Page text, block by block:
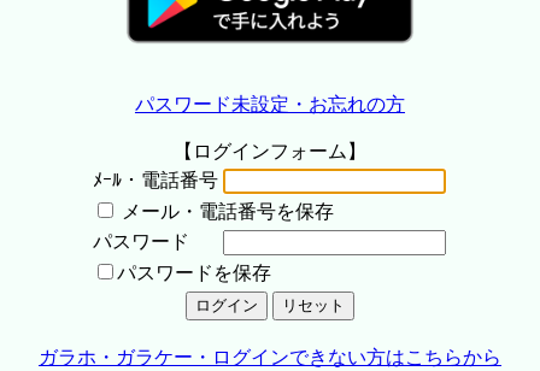
パスワード未設定・お忘れの方
【ログインフォーム】
ﾒｰﾙ・電話番号
メール・電話番号を保存
パスワード
パスワードを保存
ガラホ・ガラケー・ログインできない方はこちらから